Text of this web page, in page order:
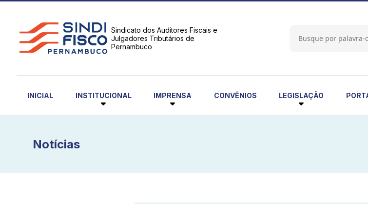
Sindicato dos Auditores Fiscais e
Julgadores Tributários de
Pernambuco
INICIAL INSTITUCIONAL IMPRENSA CONVÊNIOS LEGISLAÇÃO
Notícias